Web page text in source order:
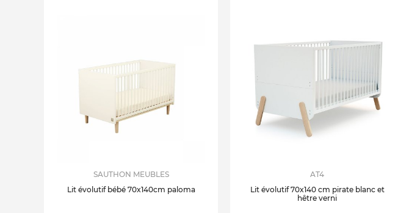
SAUTHON MEUBLES
Lit évolutif bébé 70x140cm paloma
AT4
Lit évolutif 70x140 cm pirate blanc et
hêtre verni